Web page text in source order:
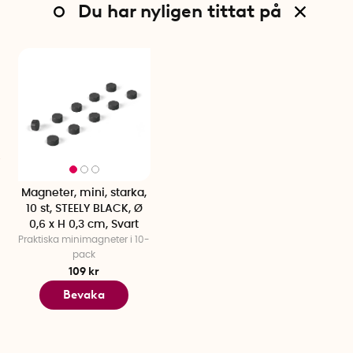
Du har nyligen tittat på
Magneter, mini, starka,
10 st, STEELY BLACK, Ø
0,6 x H 0,3 cm, Svart
Praktiska minimagneter i 10-
pack
109 kr
Bevaka